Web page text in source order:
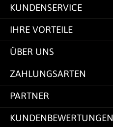
KUNDENSERVICE
IHRE VORTEILE
ÜBER UNS
ZAHLUNGSARTEN
PARTNER
KUNDENBEWERTUNGEN